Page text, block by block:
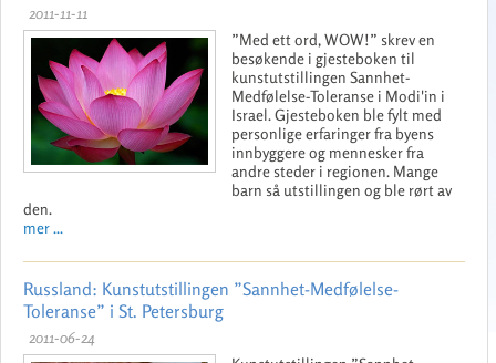
2011-11-11
”Med ett ord, WOW!” skrev en
besøkende i gjesteboken til
kunstutstillingen Sannhet-
Medfølelse-Toleranse i Modi'in i
Israel. Gjesteboken ble fylt med
personlige erfaringer fra byens
innbyggere og mennesker fra
andre steder i regionen. Mange
barn så utstillingen og ble rørt av
den.
mer ...
Russland: Kunstutstillingen ”Sannhet-Medfølelse-
Toleranse” i St. Petersburg
2011-06-24